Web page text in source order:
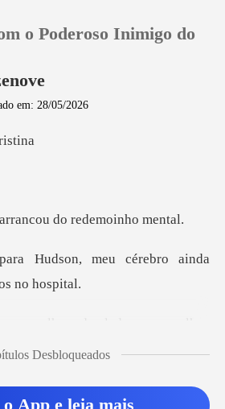
o Poderoso Inimigo do
em: 28/05/2026
do
n, meu cérebro ainda
a estrada por um segundo.
Desbloqueados
App e leia mais